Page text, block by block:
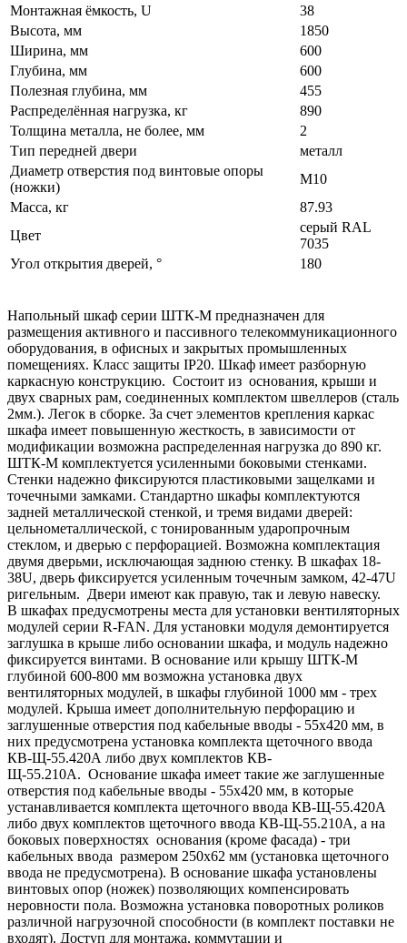
Монтажная ёмкость, U
38
Высота, мм
1850
Ширина, мм
600
Глубина, мм
600
Полезная глубина, мм
455
Распределённая нагрузка, кг
890
Толщина металла, не более, мм
2
Тип передней двери
металл
Диаметр отверстия под винтовые опоры
(ножки)
М10
Масса, кг
87.93
Цвет
серый RAL
7035
Угол открытия дверей, °
180
Напольный шкаф серии ШТК-М предназначен для
размещения активного и пассивного телекоммуникационного
оборудования, в офисных и закрытых промышленных
помещениях. Класс защиты IP20. Шкаф имеет разборную
каркасную конструкцию. Состоит из основания, крыши и
двух сварных рам, соединенных комплектом швеллеров (сталь
2мм.). Легок в сборке. За счет элементов крепления каркас
шкафа имеет повышенную жесткость, в зависимости от
модификации возможна распределенная нагрузка до 890 кг.
ШТК-М комплектуется усиленными боковыми стенками.
Стенки надежно фиксируются пластиковыми защелками и
точечными замками. Стандартно шкафы комплектуются
задней металлической стенкой, и тремя видами дверей:
цельнометаллической, с тонированным ударопрочным
стеклом, и дверью с перфорацией. Возможна комплектация
двумя дверьми, исключающая заднюю стенку. В шкафах 18-
38U, дверь фиксируется усиленным точечным замком, 42-47U
ригельным. Двери имеют как правую, так и левую навеску.
В шкафах предусмотрены места для установки вентиляторных
модулей серии R-FAN. Для установки модуля демонтируется
заглушка в крыше либо основании шкафа, и модуль надежно
фиксируется винтами. В основание или крышу ШТК-М
глубиной 600-800 мм возможна установка двух
вентиляторных модулей, в шкафы глубиной 1000 мм - трех
модулей. Крыша имеет дополнительную перфорацию и
заглушенные отверстия под кабельные вводы - 55х420 мм, в
них предусмотрена установка комплекта щеточного ввода
КВ-Щ-55.420А либо двух комплектов КВ-
Щ-55.210А. Основание шкафа имеет такие же заглушенные
отверстия под кабельные вводы - 55х420 мм, в которые
устанавливается комплекта щеточного ввода КВ-Щ-55.420А
либо двух комплектов щеточного ввода КВ-Щ-55.210А, а на
боковых поверхностях основания (кроме фасада) - три
кабельных ввода размером 250х62 мм (установка щеточного
ввода не предусмотрена). В основание шкафа установлены
винтовых опор (ножек) позволяющих компенсировать
неровности пола. Возможна установка поворотных роликов
различной нагрузочной способности (в комплект поставки не
входят). Доступ для монтажа, коммутации и